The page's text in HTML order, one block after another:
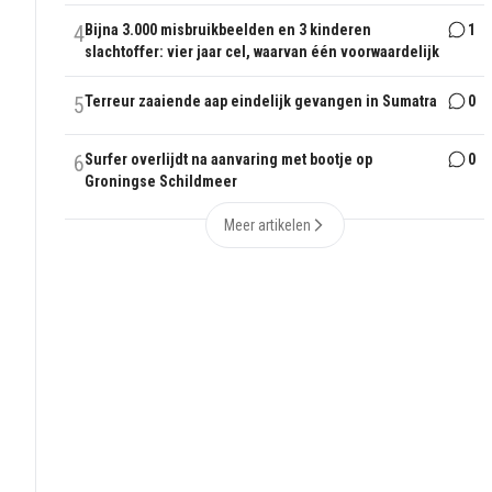
4Bijna 3.000 misbruikbeelden en 3 kinderen
slachtoffer: vier jaar cel, waarvan één voorwaardelijk
1
5Terreur zaaiende aap eindelijk gevangen in Sumatra 0
6Surfer overlijdt na aanvaring met bootje op
Groningse Schildmeer
0
Meer artikelen